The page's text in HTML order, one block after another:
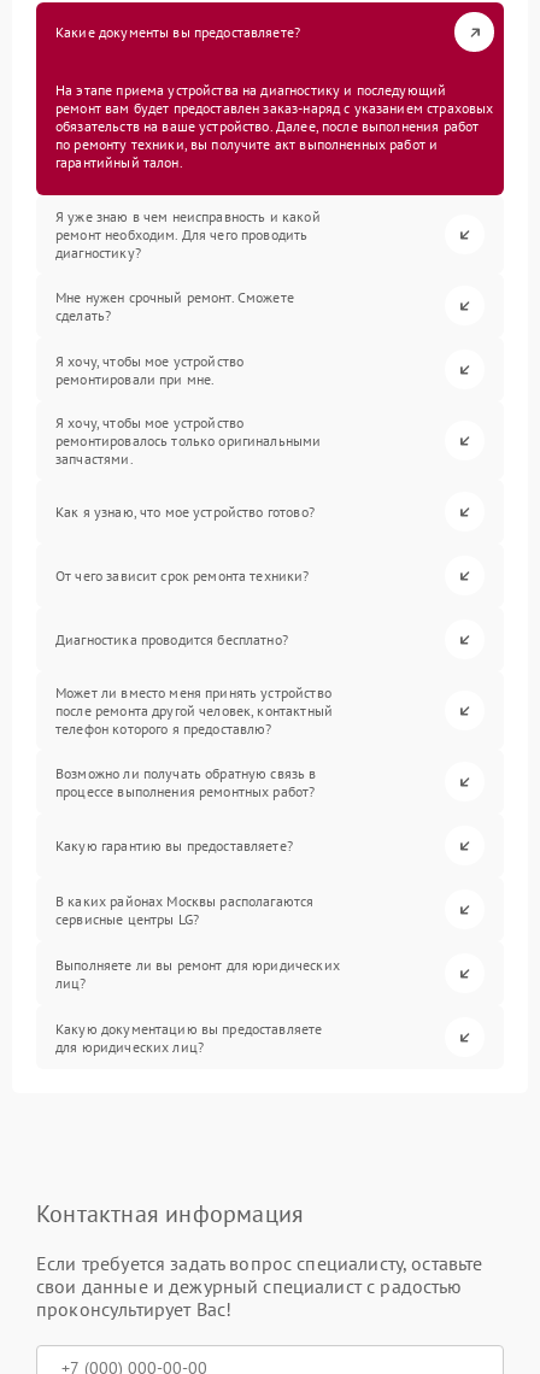
Какие документы вы предоставляете?
На этапе приема устройства на диагностику и последующий
ремонт вам будет предоставлен заказ-наряд с указанием страховых
обязательств на ваше устройство. Далее, после выполнения работ
по ремонту техники, вы получите акт выполненных работ и
гарантийный талон.
Я уже знаю в чем неисправность и какой
ремонт необходим. Для чего проводить
диагностику?
Мне нужен срочный ремонт. Сможете
сделать?
Я хочу, чтобы мое устройство
ремонтировали при мне.
Я хочу, чтобы мое устройство
ремонтировалось только оригинальными
запчастями.
Как я узнаю, что мое устройство готово?
От чего зависит срок ремонта техники?
Диагностика проводится бесплатно?
Может ли вместо меня принять устройство
после ремонта другой человек, контактный
телефон которого я предоставлю?
Возможно ли получать обратную связь в
процессе выполнения ремонтных работ?
Какую гарантию вы предоставляете?
В каких районах Москвы располагаются
сервисные центры LG?
Выполняете ли вы ремонт для юридических
лиц?
Какую документацию вы предоставляете
для юридических лиц?
Контактная информация
Если требуется задать вопрос специалисту, оставьте
свои данные и дежурный специалист с радостью
проконсультирует Вас!